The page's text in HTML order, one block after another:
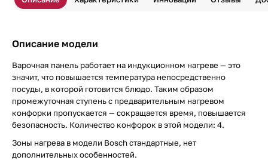
Описание модели
Варочная панель работает на индукционном нагреве — это
значит, что повышается температура непосредственно
посуды, в которой готовится блюдо. Таким образом
промежуточная ступень с предварительным нагревом
конфорки пропускается — сокращается время, повышается
безопасность. Количество конфорок в этой модели: 4.
Зоны нагрева в модели Bosch стандартные, нет
дополнительных особенностей.